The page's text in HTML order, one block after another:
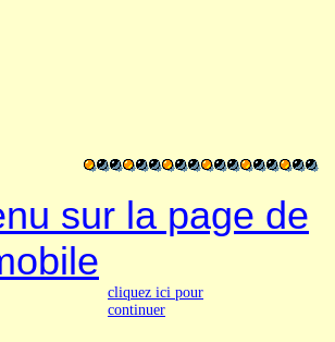
sur la page de
cliquez ici pour
continuer